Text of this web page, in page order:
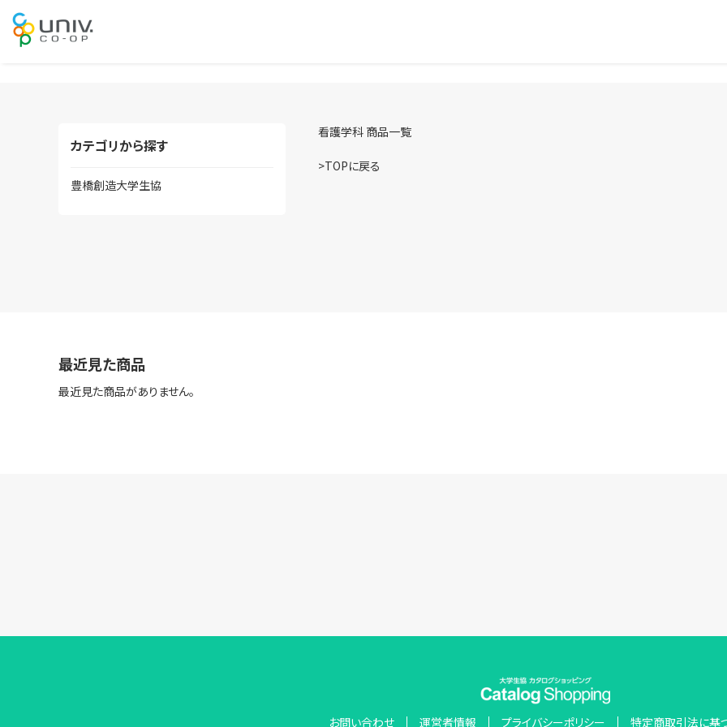
カテゴリから探す
豊橋創造大学生協
看護学科 商品一覧
>TOPに戻る
最近見た商品
最近見た商品がありません。
お問い合わせ 運営者情報 プライバシーポリシー 特定商取引法に基